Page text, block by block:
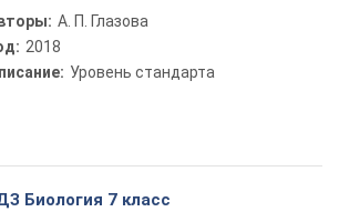
А. П. Глазова
2018
Уровень стандарта
Биология 7 класс